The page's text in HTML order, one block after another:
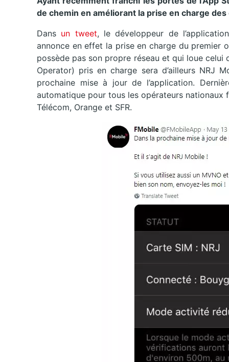
de chemin en améliorant la prise en charge
Dans un tweet, le développeur de
annonce en effet la prise en charge du premier
possède pas son propre réseau et qui loue celui
Operator) pris en charge sera d’ailleurs NRJ
prochaine mise à jour de l’application.
automatique pour tous les opérateurs nationaux
Télécom, Orange et SFR.